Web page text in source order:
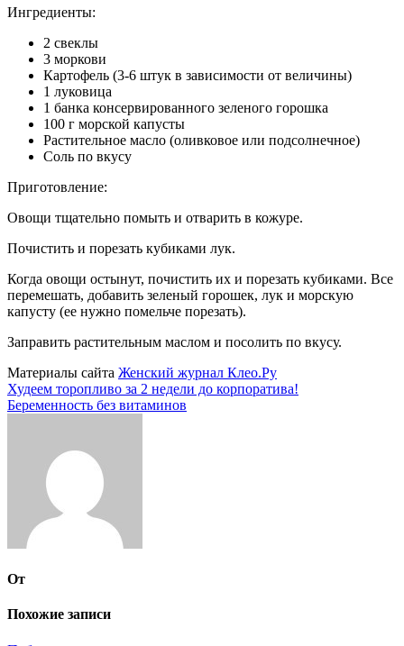
Ингредиенты:
2 свеклы
3 моркови
Картофель (3-6 штук в зависимости от величины)
1 луковица
1 банка консервированного зеленого горошка
100 г морской капусты
Растительное масло (оливковое или подсолнечное)
Соль по вкусу
Приготовление:
Овощи тщательно помыть и отварить в кожуре.
Почистить и порезать кубиками лук.
Когда овощи остынут, почистить их и порезать кубиками. Все
перемешать, добавить зеленый горошек, лук и морскую
капусту (ее нужно помельче порезать).
Заправить растительным маслом и посолить по вкусу.
Материалы сайта Женский журнал Клео.Ру
Навигация
по
Худеем торопливо за 2 недели до корпоратива!
Беременность без витаминов
От
Похожие записи